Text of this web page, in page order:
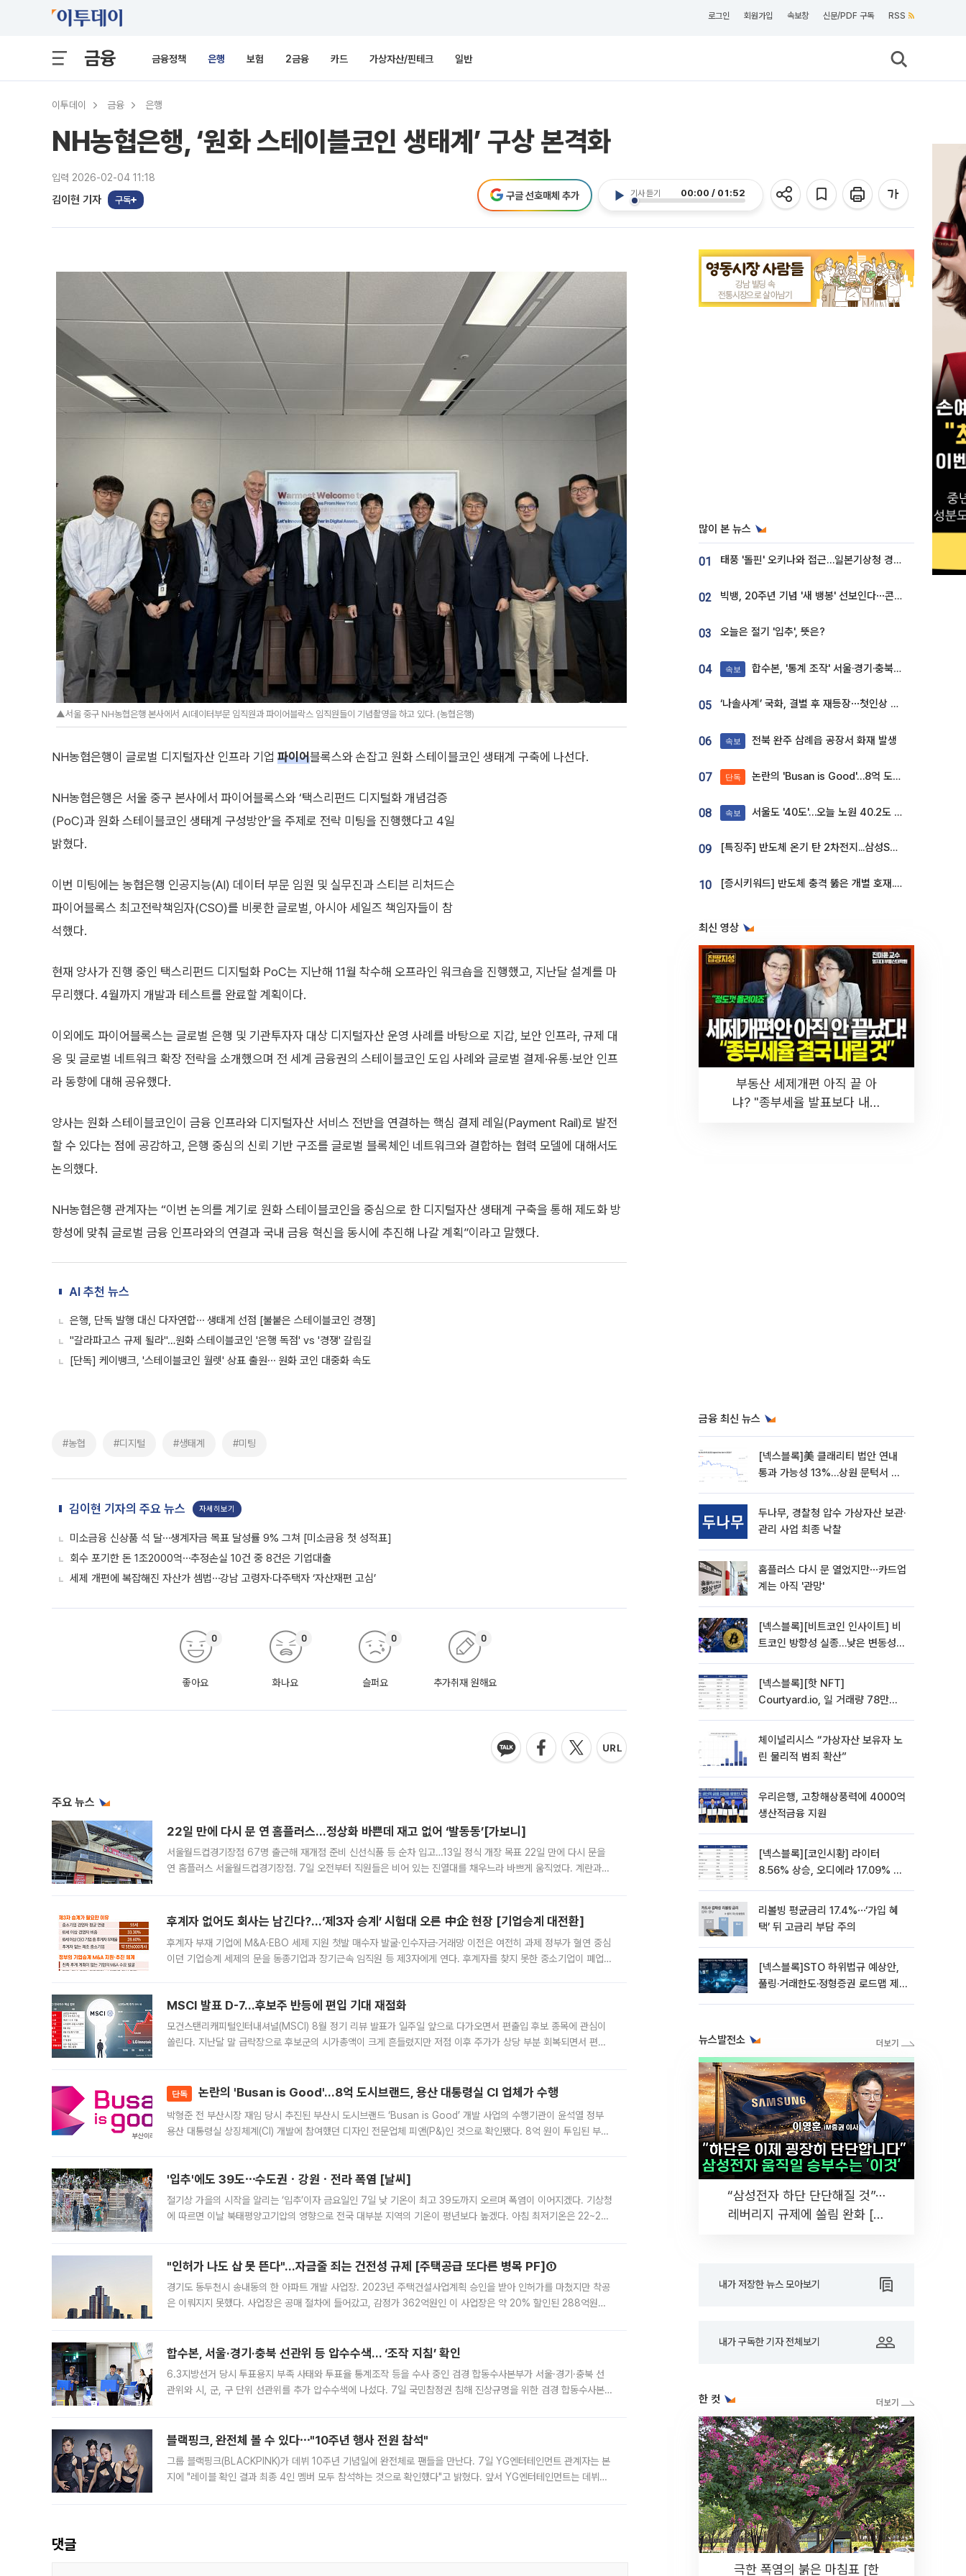
로그인 회원가입 속보창 신문/PDF 구독 RSS
금융 금융정책 은행 보험 2금융 카드 가상자산/핀테크 일반
이투데이 금융 은행
NH농협은행, ‘원화 스테이블코인 생태계’ 구상 본격화
입력 2026-02-04 11:18
김이현 기자 구독
기사 듣기 00:00 / 01:52
구글 선호매체 추가
▲서울 중구 NH농협은행 본사에서 AI데이터부문 임직원과 파이어블락스 임직원들이 기념촬영을 하고 있다. (농협은행)
NH농협은행이 글로벌 디지털자산 인프라 기업 파이어블록스와 손잡고 원화 스테이블코인 생태계 구축에 나선다.
NH농협은행은 서울 중구 본사에서 파이어블록스와 ‘택스리펀드 디지털화 개념검증
(PoC)과 원화 스테이블코인 생태계 구성방안’을 주제로 전략 미팅을 진행했다고 4일
밝혔다.
이번 미팅에는 농협은행 인공지능(AI) 데이터 부문 임원 및 실무진과 스티븐 리처드슨
파이어블록스 최고전략책임자(CSO)를 비롯한 글로벌, 아시아 세일즈 책임자들이 참
석했다.
현재 양사가 진행 중인 택스리펀드 디지털화 PoC는 지난해 11월 착수해 오프라인 워크숍을 진행했고, 지난달 설계를 마
무리했다. 4월까지 개발과 테스트를 완료할 계획이다.
이외에도 파이어블록스는 글로벌 은행 및 기관투자자 대상 디지털자산 운영 사례를 바탕으로 지갑, 보안 인프라, 규제 대
응 및 글로벌 네트워크 확장 전략을 소개했으며 전 세계 금융권의 스테이블코인 도입 사례와 글로벌 결제·유통·보안 인프
라 동향에 대해 공유했다.
양사는 원화 스테이블코인이 금융 인프라와 디지털자산 서비스 전반을 연결하는 핵심 결제 레일(Payment Rail)로 발전
할 수 있다는 점에 공감하고, 은행 중심의 신뢰 기반 구조를 글로벌 블록체인 네트워크와 결합하는 협력 모델에 대해서도
논의했다.
NH농협은행 관계자는 “이번 논의를 계기로 원화 스테이블코인을 중심으로 한 디지털자산 생태계 구축을 통해 제도화 방
향성에 맞춰 글로벌 금융 인프라와의 연결과 국내 금융 혁신을 동시에 추진해 나갈 계획”이라고 말했다.
AI 추천 뉴스
은행, 단독 발행 대신 다자연합⋯ 생태계 선점 [불붙은 스테이블코인 경쟁]
"갈라파고스 규제 될라"…원화 스테이블코인 '은행 독점' vs '경쟁' 갈림길
[단독] 케이뱅크, '스테이블코인 월렛' 상표 출원⋯ 원화 코인 대중화 속도
#농협 #디지털 #생태계 #미팅
김이현 기자의 주요 뉴스 자세히보기
미소금융 신상품 석 달⋯생계자금 목표 달성률 9% 그쳐 [미소금융 첫 성적표]
회수 포기한 돈 1조2000억⋯추정손실 10건 중 8건은 기업대출
세제 개편에 복잡해진 자산가 셈법⋯강남 고령자·다주택자 ‘자산재편 고심’
좋아요
0
화나요
0
슬퍼요
0
추가취재 원해요
0
주요 뉴스
22일 만에 다시 문 연 홈플러스…정상화 바쁜데 재고 없어 ‘발동동’[가보니]
서울월드컵경기장점 67명 출근해 재개점 준비 신선식품 등 순차 입고…13일 정식 개장 목표 22일 만에 다시 문을
연 홈플러스 서울월드컵경기장점. 7일 오전부터 직원들은 비어 있는 진열대를 채우느라 바쁘게 움직였다. 계란과
후계자 없어도 회사는 남긴다?…‘제3자 승계’ 시험대 오른 中企 현장 [기업승계 대전환]
후계자 부재 기업에 M&A·EBO 세제 지원 첫발 매수자 발굴·인수자금·거래망 이전은 여전히 과제 정부가 혈연 중심
이던 기업승계 세제의 문을 동종기업과 장기근속 임직원 등 제3자에게 연다. 후계자를 찾지 못한 중소기업이 폐업
MSCI 발표 D-7…후보주 반등에 편입 기대 재점화
모건스탠리캐피털인터내셔널(MSCI) 8월 정기 리뷰 발표가 일주일 앞으로 다가오면서 편출입 후보 종목에 관심이
쏠린다. 지난달 말 급락장으로 후보군의 시가총액이 크게 흔들렸지만 저점 이후 주가가 상당 부분 회복되면서 편입
단독 논란의 'Busan is Good'…8억 도시브랜드, 용산 대통령실 CI 업체가 수행
박형준 전 부산시장 재임 당시 추진된 부산시 도시브랜드 ‘Busan is Good’ 개발 사업의 수행기관이 윤석열 정부
용산 대통령실 상징체계(CI) 개발에 참여했던 디자인 전문업체 피앤(P&)인 것으로 확인됐다. 8억 원이 투입된 부산
'입추'에도 39도⋯수도권ㆍ강원ㆍ전라 폭염 [날씨]
절기상 가을의 시작을 알리는 ‘입추’이자 금요일인 7일 낮 기온이 최고 39도까지 오르며 폭염이 이어지겠다. 기상청
에 따르면 이날 북태평양고기압의 영향으로 전국 대부분 지역의 기온이 평년보다 높겠다. 아침 최저기온은 22~27
"인허가 나도 삽 못 뜬다"…자금줄 죄는 건전성 규제 [주택공급 또다른 병목 PF]①
경기도 동두천시 송내동의 한 아파트 개발 사업장. 2023년 주택건설사업계획 승인을 받아 인허가를 마쳤지만 착공
은 이뤄지지 못했다. 사업장은 공매 절차에 들어갔고, 감정가 362억원인 이 사업장은 약 20% 할인된 288억원에
합수본, 서울·경기·충북 선관위 등 압수수색… ‘조작 지침’ 확인
6.3지방선거 당시 투표용지 부족 사태와 투표율 통계조작 등을 수사 중인 검경 합동수사본부가 서울·경기·충북 선
관위와 시, 군, 구 단위 선관위를 추가 압수수색에 나섰다. 7일 국민참정권 침해 진상규명을 위한 검경 합동수사본
블랙핑크, 완전체 볼 수 있다⋯"10주년 행사 전원 참석"
그룹 블랙핑크(BLACKPINK)가 데뷔 10주년 기념일에 완전체로 팬들을 만난다. 7일 YG엔터테인먼트 관계자는 본
지에 "레이블 확인 결과 최종 4인 멤버 모두 참석하는 것으로 확인했다"고 밝혔다. 앞서 YG엔터테인먼트는 데뷔
댓글
많이 본 뉴스
01 태풍 '돌핀' 오키나와 접근…일본기상청 경로 업데이트
02 빅뱅, 20주년 기념 '새 뱅봉' 선보인다⋯콘서트 앞두고 팝업 개최
03 오늘은 절기 '입추', 뜻은?
04 속보 합수본, '통계 조작' 서울·경기·충북 선관위 등 추가 압수수색
05 ‘나솔사계’ 국화, 결별 후 재등장⋯첫인상 투표 휩쓸고 ‘인기녀’ 등극
06 속보 전북 완주 삼례읍 공장서 화재 발생
07 단독 논란의 'Busan is Good'…8억 도시브랜드, 용산 대통령실 CI 업체가 수행
08 속보 서울도 '40도'…오늘 노원 40.2도 기록
09 [특징주] 반도체 온기 탄 2차전지...삼성SDI, 장 초반 7% 넘게 껑충
10 [증시키워드] 반도체 충격 뚫은 개별 호재...포스코퓨처엠·에코프로·한화솔루션 '눈길'
최신 영상
부동산 세제개편 아직 끝 아
냐? "종부세율 발표보다 내릴
금융 최신 뉴스
[넥스블록]美 클래리티 법안 연내
통과 가능성 13%…상원 문턱서 제
두나무, 경찰청 압수 가상자산 보관·
관리 사업 최종 낙찰
홈플러스 다시 문 열었지만⋯카드업
계는 아직 '관망'
[넥스블록][비트코인 인사이트] 비
트코인 방향성 실종…낮은 변동성에
[넥스블록][핫 NFT]
Courtyard.io, 일 거래량 78만
체이널리시스 “가상자산 보유자 노
린 물리적 범죄 확산”
우리은행, 고창해상풍력에 4000억
생산적금융 지원
[넥스블록][코인시황] 라이터
8.56% 상승, 오디에라 17.09% 하
리볼빙 평균금리 17.4%⋯‘가입 혜
택’ 뒤 고금리 부담 주의
[넥스블록]STO 하위법규 예상안,
풀링·거래한도·정형증권 로드맵 제
뉴스발전소
“삼성전자 하단 단단해질 것”⋯
레버리지 규제에 쏠림 완화 [찐
내가 저장한 뉴스 모아보기
내가 구독한 기자 전체보기
한 컷
극한 폭염의 붉은 마침표 [한